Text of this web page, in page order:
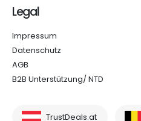
Legal
Impressum
Datenschutz
AGB
B2B Unterstützung/ NTD
TrustDeals.at